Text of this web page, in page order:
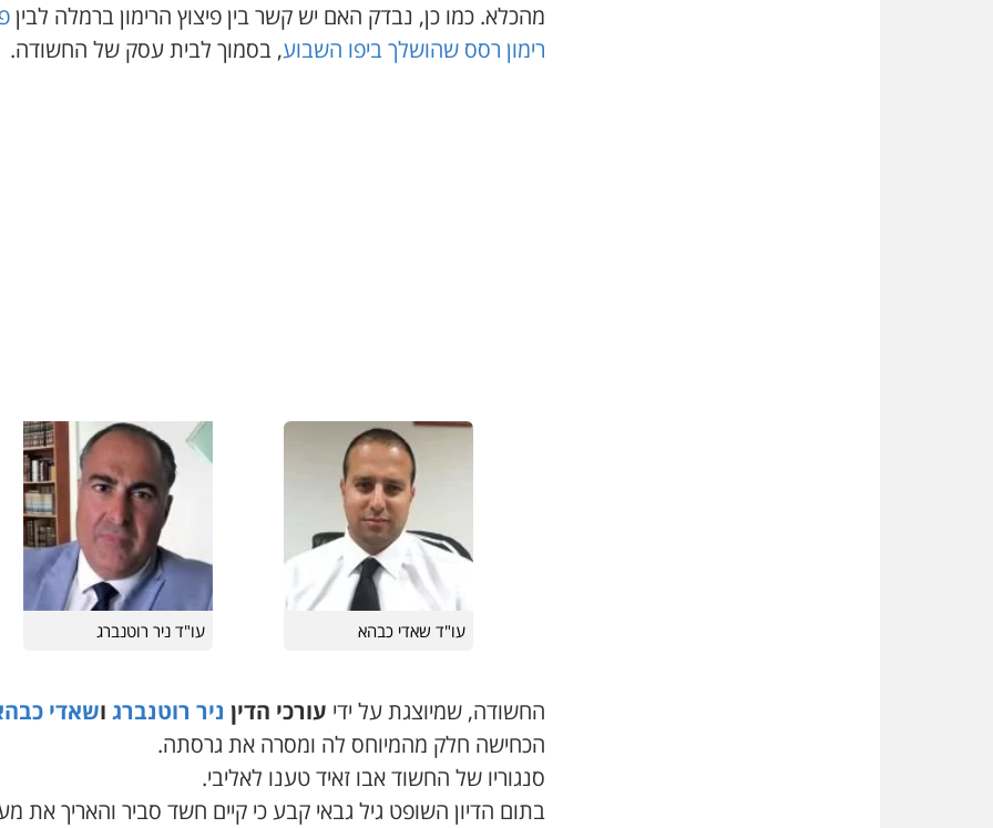
מהכלא. כמו כן, נבדק האם יש קשר בין פיצוץ הרימון ברמלה לבין
רימון רסס שהושלך ביפו השבוע, בסמוך לבית עסק של החשודה.
עו"ד שאדי כבהא עו"ד ניר רוטנברג
החשודה, שמיוצגת על ידי עורכי הדין ניר רוטנברג ושאדי
הכחישה חלק מהמיוחס לה ומסרה את גרסתה.
סנגוריו של החשוד אבו זאיד טענו לאליבי.
בתום הדיון השופט גיל גבאי קבע כי קיים חשד סביר והאריך את